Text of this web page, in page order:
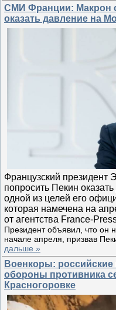
СМИ Франции: Макрон
оказать давление на
Французский президент
попросить Пекин
одной из целей его
которая намечена на
от агентства France-
Президент объявил, что он
начале апреля, призвав
дальше »
Военкоры:
обороны противника
Красногоровке